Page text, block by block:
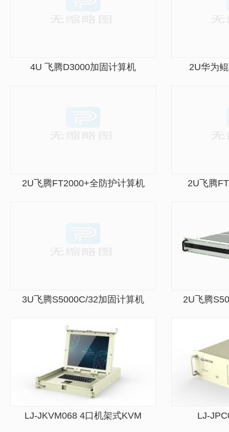
4U 飞腾D3000加固计算机 2U华为
2U飞腾FT2000+全防护计算机 2U飞腾
3U飞腾S5000C/32加固计算机 2U飞腾
LJ-JKVM068 4口机架式KVM LJ-